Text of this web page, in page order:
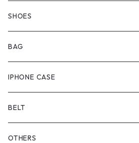
OUTER
BOTTOMS
ONEPIECE
OUTER
SHOES
ブーツ
スニーカー
サンダル
BAG
IPHONE CASE
BELT
OTHERS